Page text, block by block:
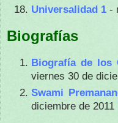
Universalidad 1 -
Biografías
Biografía de los
viernes 30 de
Swami
diciembre de 2011